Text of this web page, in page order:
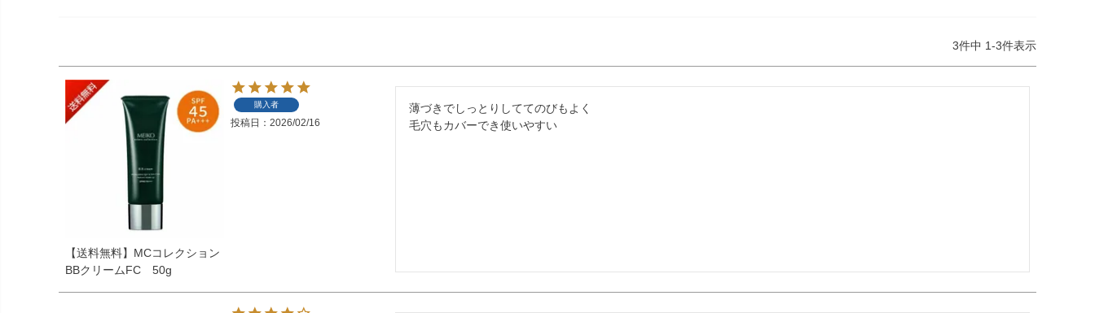
3件中 1-3件表示
【送料無料】MCコレクション
BBクリームFC 50g
購入者
投稿日 2026/02/16
薄づきでしっとりしててのびもよく
毛穴もカバーでき使いやすい